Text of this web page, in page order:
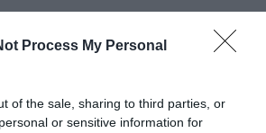
Process My Personal
of the sale, sharing to third parties, or
or sensitive information for
στο νέο Διεθνές
– Αναμένεται να